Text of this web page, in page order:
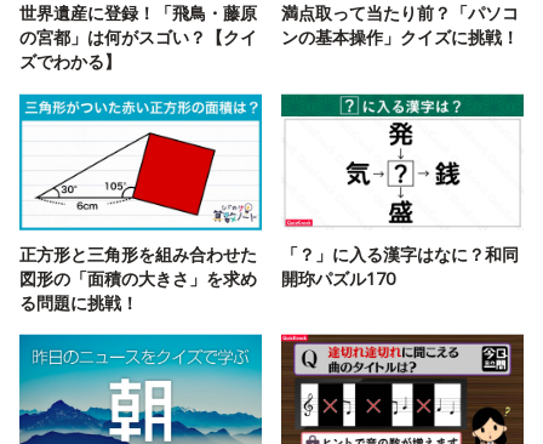
世界遺産に登録！「飛鳥・藤原
の宮都」は何がスゴい？【クイ
ズでわかる】
満点取って当たり前？「パソコ
ンの基本操作」クイズに挑戦！
正方形と三角形を組み合わせた
図形の「面積の大きさ」を求め
る問題に挑戦！
「？」に入る漢字はなに？和同
開珎パズル170